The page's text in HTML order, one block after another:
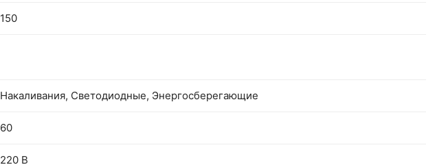
150
Накаливания, Светодиодные, Энергосберегающие
60
220 В